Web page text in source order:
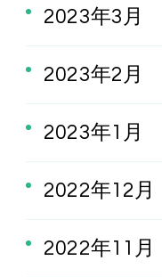
2023年3月
2023年2月
2023年1月
2022年12月
2022年11月